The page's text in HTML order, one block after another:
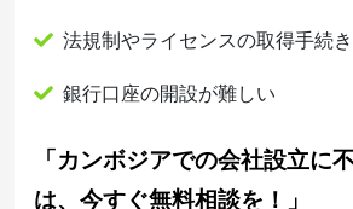
法規制やライセンスの取得手続
銀行口座の開設が難しい
「カンボジアでの会社設立に
は、今すぐ無料相談を！
」